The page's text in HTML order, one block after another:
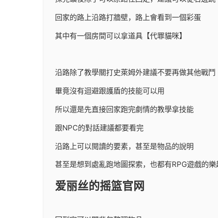
回家的路上沿路打牆壁，路上會看到一個彩蛋
其中有一個房間可以拿道具【代罪貓咪】
沿路除了教學關打史萊姆外建議不要再做其他戰鬥
畢竟沒有迴避跟護盾的技能可以用
所以還是先直接回家跑完劇情的教學拿技能
跟NPC的對話建議都要看完
沿路上可以閱讀的要素，甚至是物品的說明
甚至是想到處亂跑地圖探索，也都有RPG遊戲的樂
爱丽丝的摇篮官网